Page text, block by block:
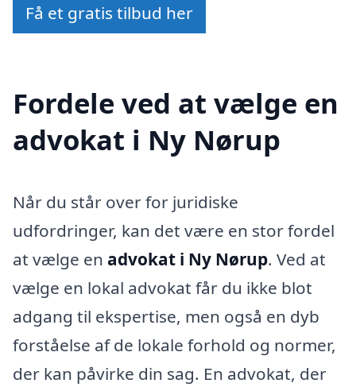
Få et gratis tilbud her
Fordele ved at vælge en
advokat i Ny Nørup
Når du står over for juridiske
udfordringer, kan det være en stor fordel
at vælge en advokat i Ny Nørup. Ved at
vælge en lokal advokat får du ikke blot
adgang til ekspertise, men også en dyb
forståelse af de lokale forhold og normer,
der kan påvirke din sag. En advokat, der